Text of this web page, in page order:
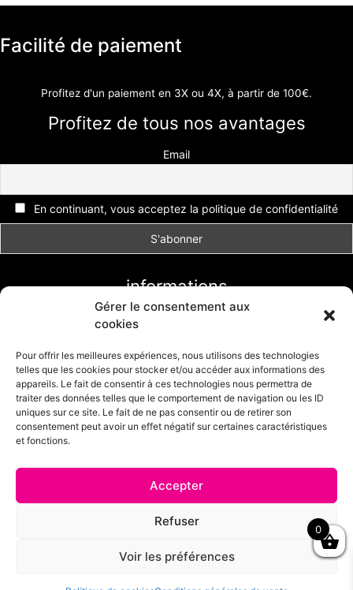
Gérer le consentement aux
cookies
Pour offrir les meilleures expériences, nous utilisons des technologies
telles que les cookies pour stocker et/ou accéder aux informations des
appareils. Le fait de consentir à ces technologies nous permettra de
traiter des données telles que le comportement de navigation ou les ID
uniques sur ce site. Le fait de ne pas consentir ou de retirer son
consentement peut avoir un effet négatif sur certaines caractéristiques
et fonctions.
Accepter
Refuser
Voir les préférences
Facilité de paiement
Profitez d'un paiement en 3X ou 4X, à partir de 100€.
Profitez de tous nos avantages
Email
En continuant, vous acceptez la politique de confidentialité
informations
Conditions générales de vente
Formulaire de retour
Politique de cookies (UE)
© 2025 - Mode Girly - Boutique en ligne réalisée par
CDS création
Découvrez égalementnotre boutique my little cérémonie
: robes de
0